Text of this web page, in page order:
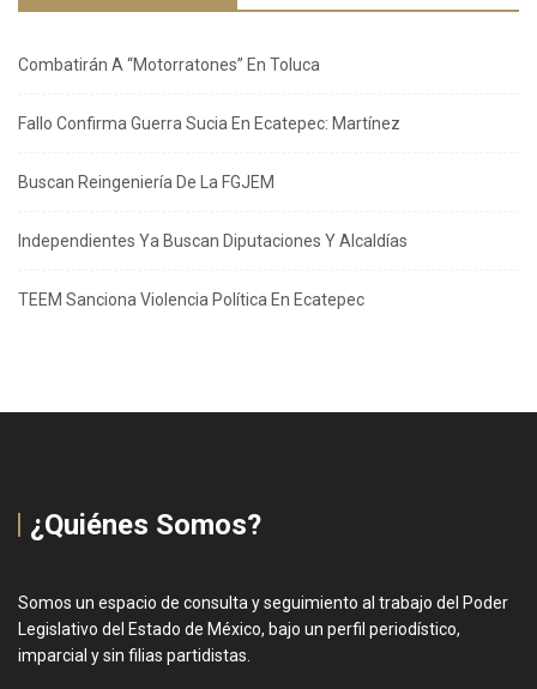
Combatirán A “Motorratones” En Toluca
Fallo Confirma Guerra Sucia En Ecatepec: Martínez
Buscan Reingeniería De La FGJEM
Independientes Ya Buscan Diputaciones Y Alcaldías
TEEM Sanciona Violencia Política En Ecatepec
¿Quiénes Somos?
Somos un espacio de consulta y seguimiento al trabajo del Poder
Legislativo del Estado de México, bajo un perfil periodístico,
imparcial y sin filias partidistas.